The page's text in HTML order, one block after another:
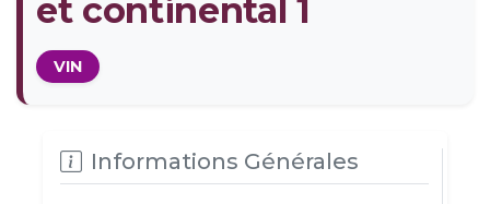
et continental 1
VIN
Informations Générales